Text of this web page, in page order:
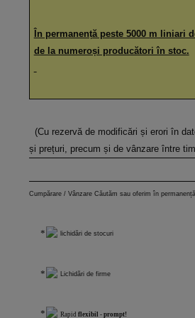
În permanență peste 5000 m liniari
de la numeroși producători în stoc.
(Cu rezervă de modificări și erori în
și prețuri, precum și de vânzare între
Cumpărare / Vânzare Căutăm sau oferim în
lichidări de stocuri
Lichidări de firme
Rapid flexibil - prompt!